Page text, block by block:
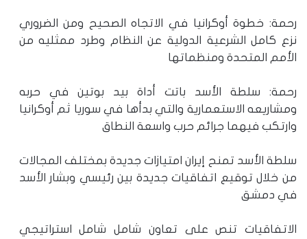
رحمة: خطوة أوكرانيا في الاتجاه الصحيح ومن الضروري
نزع كامل الشرعية الدولية عن النظام وطرد ممثليه من
الأمم المتحدة ومنظماتها
رحمة: سلطة الأسد باتت أداة بيد بوتين في حربه
ومشاريعه الاستعمارية والتي بدأها في سوريا ثم أوكرانيا
وارتكب فيهما جرائم حرب واسعة النطاق
سلطة الأسد تمنح إيران امتيازات جديدة بمختلف المجالات
من خلال توقيع اتفاقيات جديدة بين رئيسي وبشار الأسد
في دمشق
الاتفاقيات تنص على تعاون شامل شامل استراتيجي